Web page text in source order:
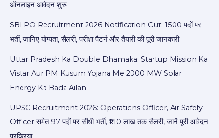
ऑनलाइन आवेदन शुरू
SBI PO Recruitment 2026 Notification Out: 1500 पदों पर
भर्ती, जानिए योग्यता, सैलरी, परीक्षा पैटर्न और तैयारी की पूरी जानकारी
Uttar Pradesh Ka Double Dhamaka: Startup Mission Ka
Vistar Aur PM Kusum Yojana Me 2000 MW Solar
Energy Ka Bada Ailan
UPSC Recruitment 2026: Operations Officer, Air Safety
Officer समेत 97 पदों पर सीधी भर्ती, ₹1.10 लाख तक सैलरी, जानें पूरी आवेदन